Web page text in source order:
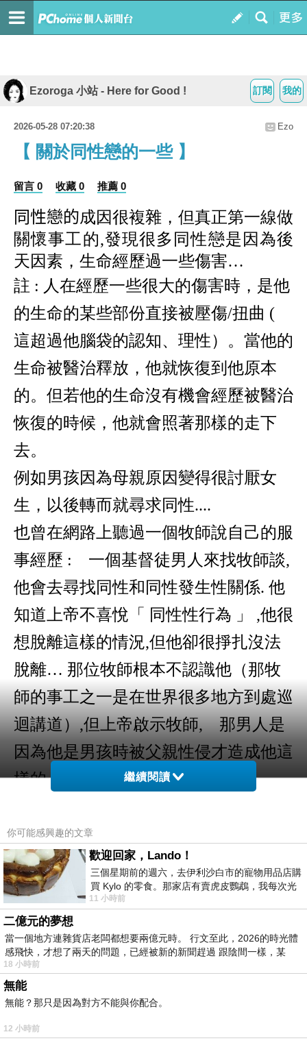
我的
訂閱
Ezoroga 小站 - Here for Good !
2026-05-28 07:20:38 Ezo
【 關於同性戀的一些 】
留言 0 收藏 0 推薦 0
同性戀的成因很複雜，但真正第一線做
關懷事工的,發現很多同性戀是因為後
天因素，生命經歷過一些傷害…
註 : 人在經歷一些很大的傷害時，是他
的生命的某些部份直接被壓傷/扭曲 (
這超過他腦袋的認知、理性）。當他的
生命被醫治釋放，他就恢復到他原本
的。但若他的生命沒有機會經歷被醫治
恢復的時候，他就會照著那樣的走下
去。
例如男孩因為母親原因變得很討厭女
生，以後轉而就尋求同性....
也曾在網路上聽過一個牧師說自己的服
事經歷 : 一個基督徒男人來找牧師談,
他會去尋找同性和同性發生性關係. 他
知道上帝不喜悅「 同性性行為 」 ,他很
想脫離這樣的情況,但他卻很掙扎沒法
脫離… 那位牧師根本不認識他（那牧
師的事工之一是在世界很多地方到處巡
迴講道）,但上帝啟示牧師,那男人是
因為他是男孩時被父親性侵才造成他這
樣的．
一個外國的女生，但她就是要做男生．
後來她成為基督徒以後，聖靈啟示她在
她非常非常小的年紀時被性侵過． 那
是她年紀太小時發生的，所以自己根本
完全不記得．（但上帝祂都知道我們生
命的一切） 上帝醫治恢復她，她開始
喜歡自己是女生，後來她真的就恢復成
她生為女孩的樣子．
繼續閱讀
你可能感興趣的文章
歡迎回家，Lando！
三個星期前的週六，去伊利沙白市的寵物用品店購
買 Kylo 的零食。那家店有賣虎皮鸚鵡，我每次光
顧都會去看一下。他們偶爾會引進 C
11 小時前
二億元的夢想
當一個地方連雜貨店老闆都想要兩億元時。 行文至此，2026的時光體
感飛快，才想了兩天的問題，已經被新的新聞趕過 跟陰間一樣，某
18 小時前
無能
無能？那只是因為對方不能與你配合。
12 小時前